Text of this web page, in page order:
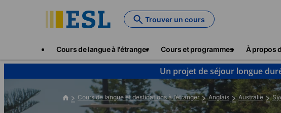
Trouver un cours
Cours de langue à l'étranger Cours et programmes À propos
Un projet de séjour longue
Cours de langue et destinations à l’étranger Anglais Australie